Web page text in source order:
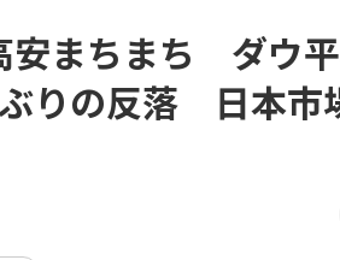
安まちまち ダウ
りの反落 日本市